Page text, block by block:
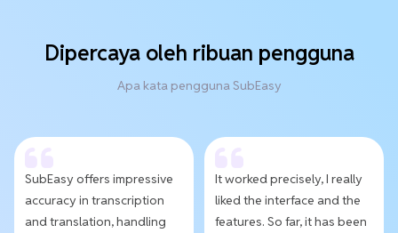
Dipercaya oleh ribuan pengguna
Apa kata pengguna SubEasy
SubEasy offers impressive
accuracy in transcription
and translation, handling
It worked precisely, I really
liked the interface and the
features. So far, it has been